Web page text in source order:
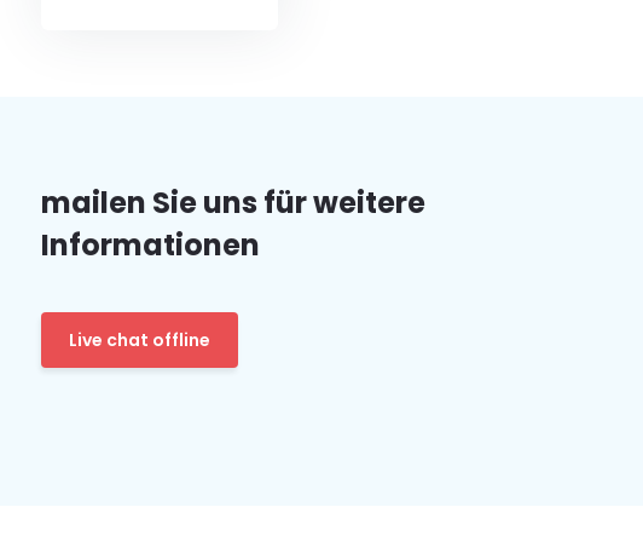
mailen Sie uns für weitere
Informationen
Live chat offline